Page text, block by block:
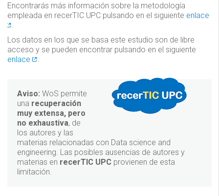
Encontrarás más información sobre la metodología
empleada en recerTIC UPC pulsando en el siguiente enlace
Los datos en los que se basa este estudio son de libre
acceso y se pueden encontrar pulsando en el siguiente
enlace
Aviso: WoS permite
una recuperación
muy extensa, pero
no exhaustiva, de
los autores y las
materias relacionadas con Data science and
engineering. Las posibles ausencias de autores y
materias en recerTIC UPC provienen de esta
limitación.